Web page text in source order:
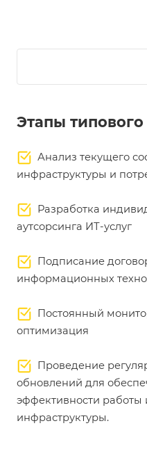
Этапы
Анализ текущего
инфраструктуры и
Разработка
аутсорсинга ИТ-услуг
Подписание
информационных
Постоянный
оптимизация
Проведение
обновлений для
эффективности
инфраструктуры.